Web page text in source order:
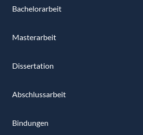
Bachelorarbeit
Masterarbeit
Dissertation
Abschlussarbeit
Bindungen